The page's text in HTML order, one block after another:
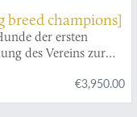
breed champions]
der ersten
des Vereins zur
€3,950.00